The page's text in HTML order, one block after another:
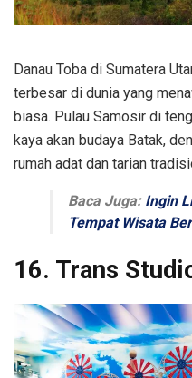
Danau Toba di Sumatera
terbesar di dunia yang
biasa. Pulau Samosir di
kaya akan budaya Batak,
rumah adat dan tarian
Baca Juga: Ingin
Tempat Wisata
16. Trans